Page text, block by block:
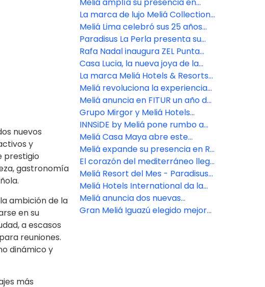
nuevos
y
prestigio
gastronomía
ambición de la
en su
a escasos
reuniones.
dinámico y
más
Argentina.
Argentina con un nuevo hotel en
Salta
La marca de lujo Meliá Collection
debutará en Perú con un nuevo
hotel boutique en el centro
histórico de Lima
Meliá Lima celebró sus 25 años
reconociendo a su mayor tesoro:
su gente
Paradisus La Perla presenta su
exclusivo concepto FACE SPAce
Rafa Nadal inaugura ZEL Punta
Cana
Casa Lucia, la nueva joya de la
marca The Meliá Collection que
unirá arte y hospitalidad en
Buenos Aires
La marca Meliá Hotels & Resorts
llegará a Venecia en 2025
Meliá revoluciona la experiencia
integral del cliente con su nueva
app
Meliá anuncia en FITUR un año de
intensa expansión geográfica y
consolidación de su apuesta por
los segmentos Premium y de Lujo
Grupo Mirgor y Meliá Hotels
International desarrollarán un
hotel de lujo en Ushuaia
INNSiDE by Meliá pone rumbo a
Argentina y consolida su
expansión en América Latina
Meliá Casa Maya abre este
diciembre 2024
Meliá expande su presencia en RD
con INNSiDE by Meliá
El corazón del mediterráneo llega
al Caribe: ZEL Punta Cana abre
sus puertas
Meliá Resort del Mes - Paradisus
Playa del Carmen
Meliá Hotels International da la
bienvenida a los miembros
peludos de la familia con un
Meliá anuncia dos nuevas
aperturas en Buenos Aires,
Gran Meliá Iguazú elegido mejor